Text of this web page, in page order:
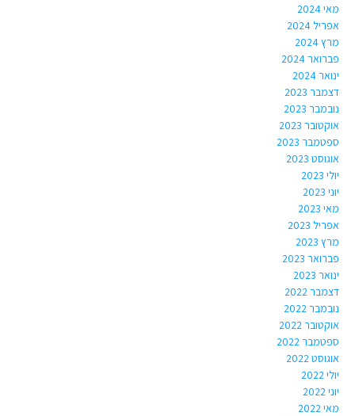
מאי 2024
אפריל 2024
מרץ 2024
פברואר 2024
ינואר 2024
דצמבר 2023
נובמבר 2023
אוקטובר 2023
ספטמבר 2023
אוגוסט 2023
יולי 2023
יוני 2023
מאי 2023
אפריל 2023
מרץ 2023
פברואר 2023
ינואר 2023
דצמבר 2022
נובמבר 2022
אוקטובר 2022
ספטמבר 2022
אוגוסט 2022
יולי 2022
יוני 2022
מאי 2022